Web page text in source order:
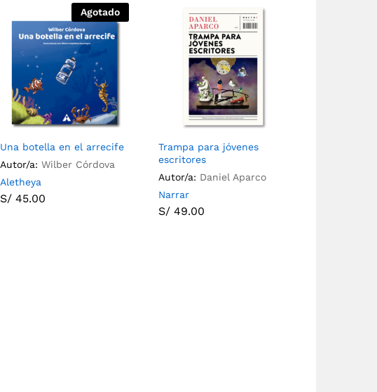
Agotado
Una botella en el arrecife
Autor/a: Wilber Córdova
Aletheya
S/ 45.00
Trampa para jóvenes
escritores
Autor/a: Daniel Aparco
Narrar
S/ 49.00